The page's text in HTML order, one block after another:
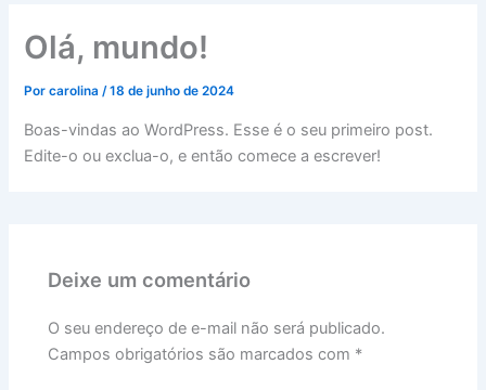
Olá, mundo!
Porcarolina/18 de junho de 2024
Boas-vindas ao WordPress. Esse é o seu primeiro post.
Edite-o ou exclua-o, e então comece a escrever!
Deixe um comentário
O seu endereço de e-mail não será publicado.
Campos obrigatórios são marcados com *